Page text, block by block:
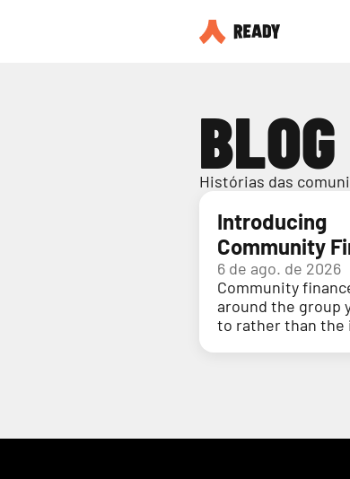
BLOG
Histórias das
Introducing
Community
6 de ago. de 2026
Community
around the group
to rather than